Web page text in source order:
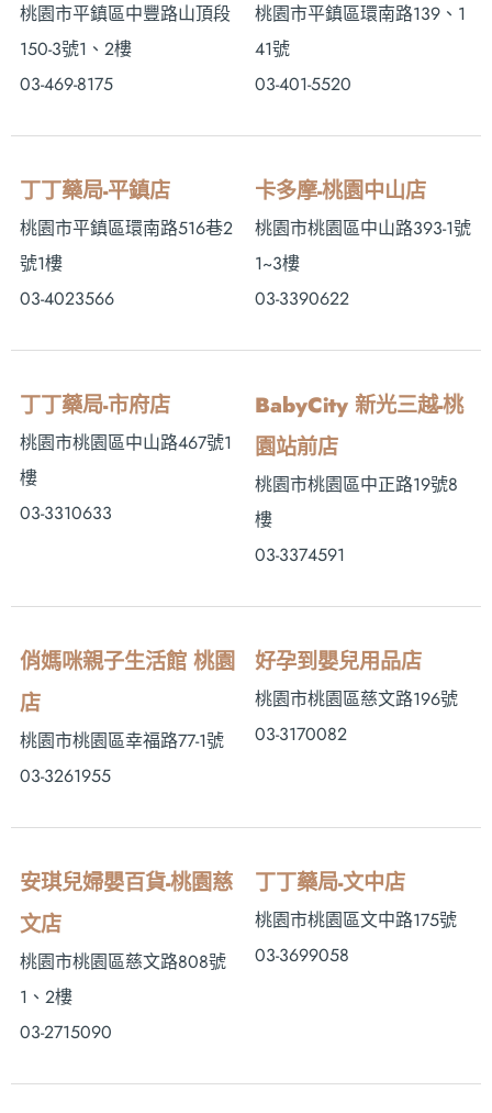
桃園市平鎮區中豐路山頂段
150-3號1、2樓
03-469-8175
桃園市平鎮區環南路139、1
41號
03-401-5520
丁丁藥局-平鎮店
桃園市平鎮區環南路516巷2
號1樓
03-4023566
卡多摩-桃園中山店
桃園市桃園區中山路393-1號
1~3樓
03-3390622
丁丁藥局-市府店
桃園市桃園區中山路467號1
樓
03-3310633
BabyCity 新光三越-桃
園站前店
桃園市桃園區中正路19號8
樓
03-3374591
俏媽咪親子生活館 桃園
店
桃園市桃園區幸福路77-1號
03-3261955
好孕到嬰兒用品店
桃園市桃園區慈文路196號
03-3170082
安琪兒婦嬰百貨-桃園慈
文店
桃園市桃園區慈文路808號
1、2樓
03-2715090
丁丁藥局-文中店
桃園市桃園區文中路175號
03-3699058